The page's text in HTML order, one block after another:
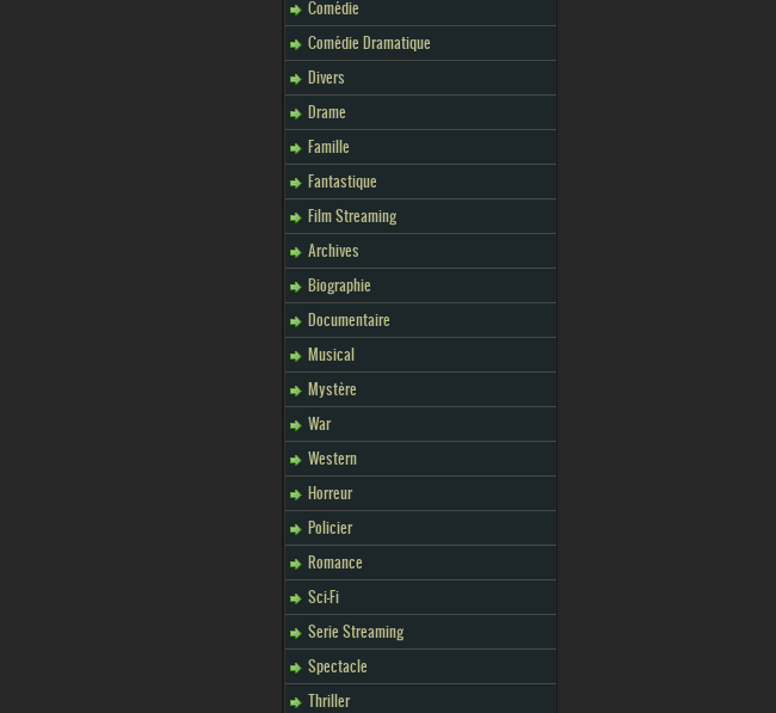
Comédie
Comédie Dramatique
Divers
Drame
Famille
Fantastique
Film Streaming
Archives
Biographie
Documentaire
Musical
Mystère
War
Western
Horreur
Policier
Romance
Sci-Fi
Serie Streaming
Spectacle
Thriller